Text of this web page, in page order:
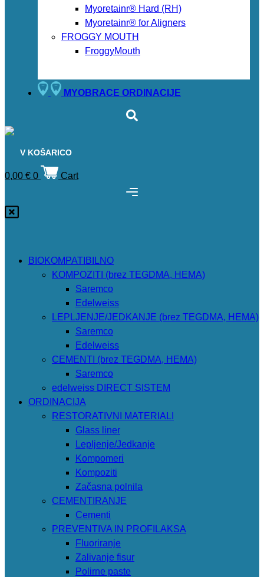
Myoretainr® Hard (RH)
Myoretainr® for Aligners
FROGGY MOUTH
FroggyMouth
MYOBRACE ORDINACIJE
V KOŠARICO
0,00 € 0 Cart
BIOKOMPATIBILNO
KOMPOZITI (brez TEGDMA, HEMA)
Saremco
Edelweiss
LEPLJENJE/JEDKANJE (brez TEGDMA, HEMA)
Saremco
Edelweiss
CEMENTI (brez TEGDMA, HEMA)
Saremco
edelweiss DIRECT SISTEM
ORDINACIJA
RESTORATIVNI MATERIALI
Glass liner
Lepljenje/Jedkanje
Kompomeri
Kompoziti
Začasna polnila
CEMENTIRANJE
Cementi
PREVENTIVA IN PROFILAKSA
Fluoriranje
Zalivanje fisur
Polirne paste